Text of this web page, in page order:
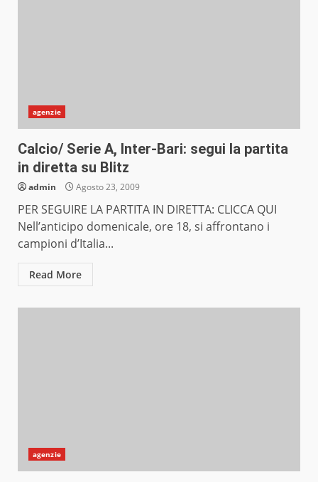
agenzie
Calcio/ Serie A, Inter-Bari: segui la partita
in diretta su Blitz
admin Agosto 23, 2009
PER SEGUIRE LA PARTITA IN DIRETTA: CLICCA QUI
Nell’anticipo domenicale, ore 18, si affrontano i
campioni d’Italia...
Read More
agenzie